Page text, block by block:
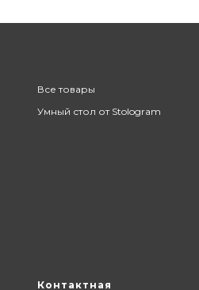
Все товары
Умный стол от Stologram
Контактная